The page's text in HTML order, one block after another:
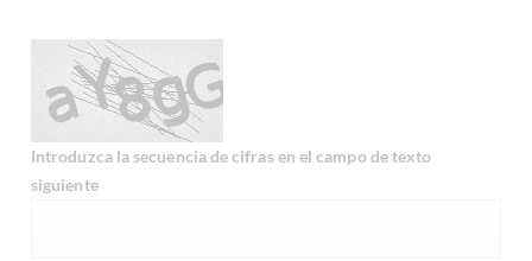
Introduzca la secuencia de cifras en el campo de texto
siguiente